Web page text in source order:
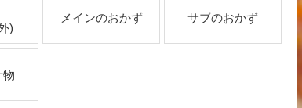
)
メインのおかず サブのおかず
物